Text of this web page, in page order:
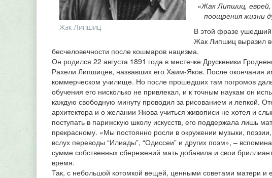
Жак Липшиц
«Жак Липшиц, еврей,
поощрения жизни
В этой фразе
Жак Липшиц выразил
бесчеловечности после кошмаров нацизма.
Он родился 22 августа 1891 года в местечке Друскеники
Рахели Липшицев, назвавших его Хаим-Яков. После окончания
коммерческом училище. Но после прошедших там погромов
обучения его нисколько не привлекал, и к точным наукам он
каждую свободную минуту проводил за рисованием и лепкой.
архитектора и о желании Якова учиться живописи не хотел и
поступать в парижскую школу искусств, его поддержала лишь
прекрасному. «Мы постоянно росли в окружении музыки,
вслух переводы “Илиады”, “Одиссеи” и других поэм», –
сумме собственных сбережений мать добавила и свои
время.
Так, с небольшой котомкой вещей, ценными советами матери и